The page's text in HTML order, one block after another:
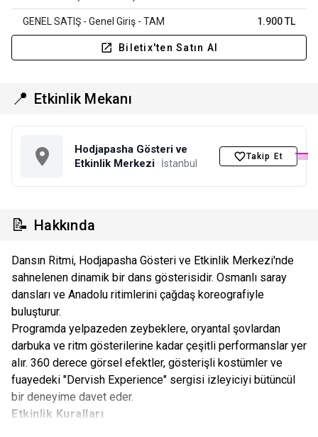
GENEL SATIŞ - Genel Giriş - TAM 1.900 TL
Biletix'ten Satın Al
📍 Etkinlik Mekanı
Hodjapasha Gösteri ve
Etkinlik Merkezi · İstanbul
Takip Et
📝 Hakkında
Dansın Ritmi, Hodjapasha Gösteri ve Etkinlik Merkezi'nde
sahnelenen dinamik bir dans gösterisidir. Osmanlı saray
dansları ve Anadolu ritimlerini çağdaş koreografiyle
buluşturur.
Programda yelpazeden zeybeklere, oryantal şovlardan
darbuka ve ritm gösterilerine kadar çeşitli performanslar yer
alır. 360 derece görsel efektler, gösterişli kostümler ve
fuayedeki "Dervish Experience" sergisi izleyiciyi bütüncül
bir deneyime davet eder.
Etkinlik Kuralları